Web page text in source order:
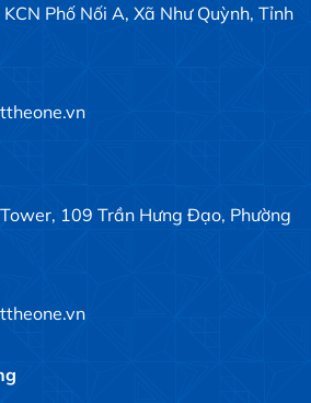
Phố Nối A, Xã Như Quỳnh, Tỉnh
109 Trần Hưng Đạo, Phường